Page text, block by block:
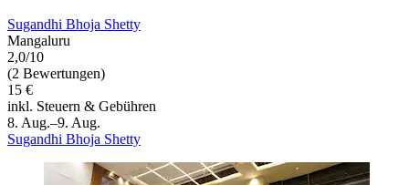
Sugandhi Bhoja Shetty
Mangaluru
2,0/10
(2 Bewertungen)
15 €
inkl. Steuern & Gebühren
8. Aug.–9. Aug.
Sugandhi Bhoja Shetty